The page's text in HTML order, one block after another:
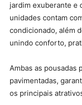
jardim exuberante e
unidades contam
condicionado, além
unindo conforto,
Ambas as pousadas
pavimentadas,
os principais